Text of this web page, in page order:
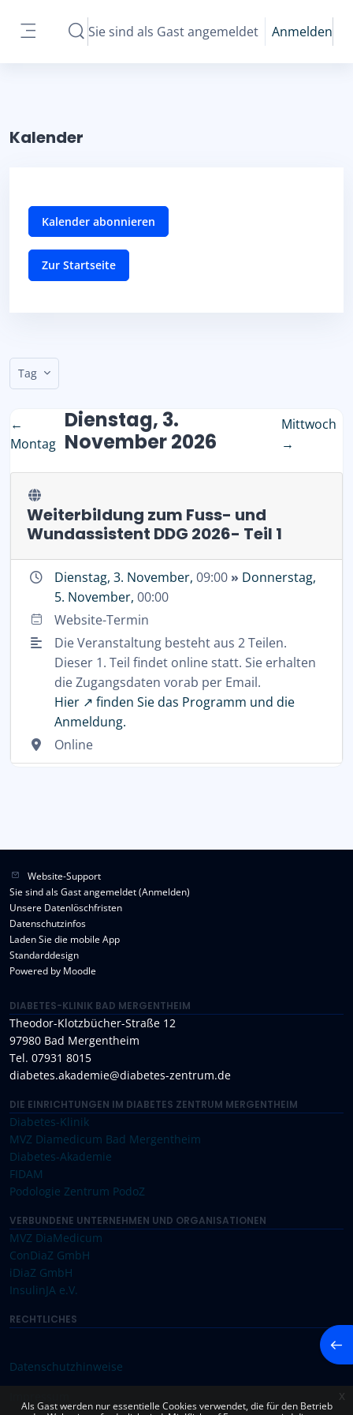
Als Gast werden nur essentielle Cookies verwendet, die für den Betrieb
x
Website-Übersicht
Sucheingabe umschalten
Sie sind als Gast angemeldet Anmelden
Kalender
Kalender abonnieren
Zur Startseite
Tag
←
Montag
Dienstag, 3.
November 2026
Mittwoch
→
Weiterbildung zum Fuss- und
Wundassistent DDG 2026- Teil 1
Dienstag, 3. November,09:00 » Donnerstag,
5. November,00:00
Website-Termin
Die Veranstaltung besteht aus 2 Teilen.
Dieser 1. Teil findet online statt. Sie erhalten
die Zugangsdaten vorab per Email.
Hier ↗️ finden Sie das Programm und die
Anmeldung.
Online
Website-Support
Sie sind als Gast angemeldet (Anmelden)
Unsere Datenlöschfristen
Datenschutzinfos
Laden Sie die mobile App
Standarddesign
Powered by Moodle
DIABETES-KLINIK BAD MERGENTHEIM
Theodor-Klotzbücher-Straße 12
97980 Bad Mergentheim
Tel. 07931 8015
diabetes.akademie@diabetes-zentrum.de
DIE EINRICHTUNGEN IM DIABETES ZENTRUM MERGENTHEIM
Diabetes-Klinik
MVZ Diamedicum Bad Mergentheim
Diabetes-Akademie
FIDAM
Podologie Zentrum PodoZ
VERBUNDENE UNTERNEHMEN UND ORGANISATIONEN
MVZ DiaMedicum
ConDiaZ GmbH
iDiaZ GmbH
InsulinJA e.V.
RECHTLICHES
Datenschutzhinweise